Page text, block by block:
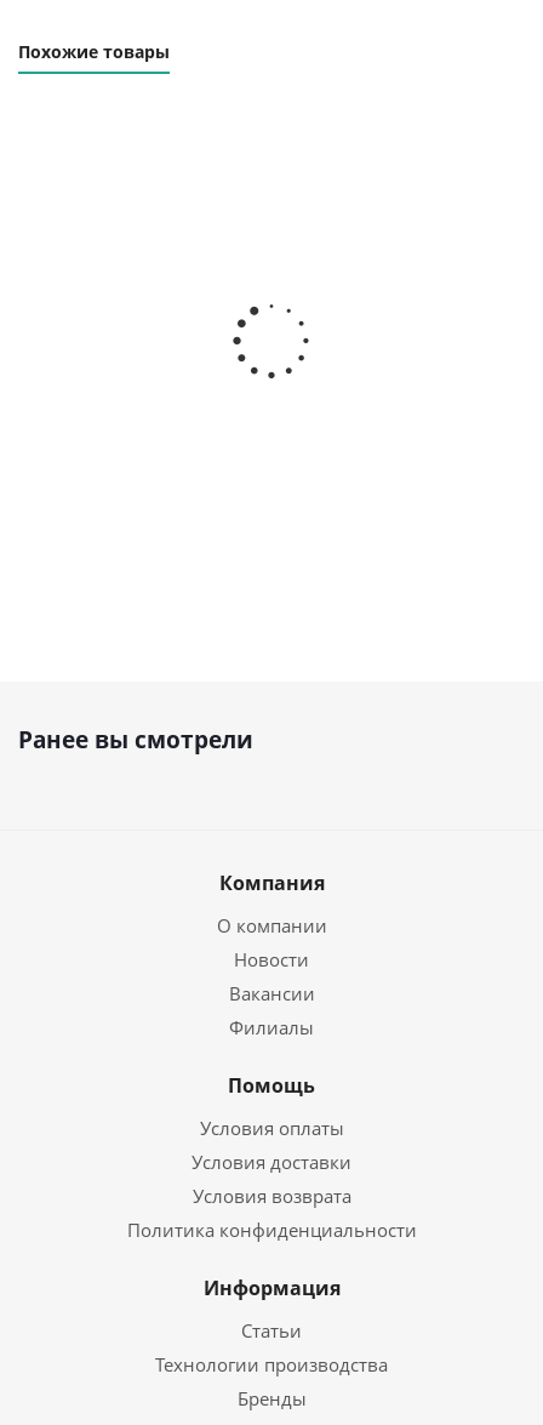
Похожие товары
Ранее вы смотрели
Компания
О компании
Новости
Вакансии
Филиалы
Помощь
Условия оплаты
Условия доставки
Условия возврата
Политика конфиденциальности
Информация
Статьи
Технологии производства
Бренды